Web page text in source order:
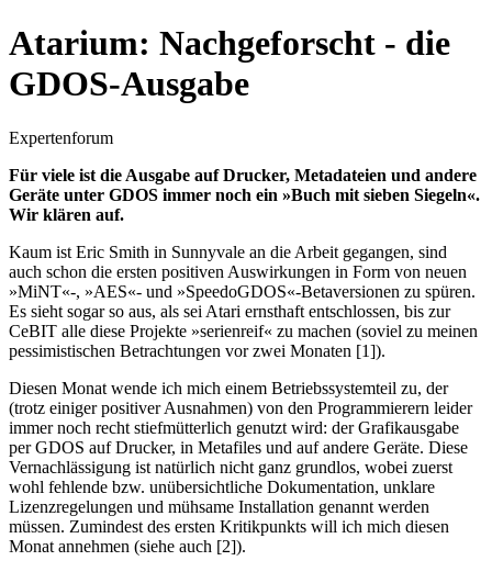
Atarium: Nachgeforscht - die
GDOS-Ausgabe
Expertenforum
Für viele ist die Ausgabe auf Drucker, Metadateien und andere
Geräte unter GDOS immer noch ein »Buch mit sieben Siegeln«.
Wir klären auf.
Kaum ist Eric Smith in Sunnyvale an die Arbeit gegangen, sind
auch schon die ersten positiven Auswirkungen in Form von neuen
»MiNT«-, »AES«- und »SpeedoGDOS«-Betaversionen zu spüren.
Es sieht sogar so aus, als sei Atari ernsthaft entschlossen, bis zur
CeBIT alle diese Projekte »serienreif« zu machen (soviel zu meinen
pessimistischen Betrachtungen vor zwei Monaten [1]).
Diesen Monat wende ich mich einem Betriebssystemteil zu, der
(trotz einiger positiver Ausnahmen) von den Programmierern leider
immer noch recht stiefmütterlich genutzt wird: der Grafikausgabe
per GDOS auf Drucker, in Metafiles und auf andere Geräte. Diese
Vernachlässigung ist natürlich nicht ganz grundlos, wobei zuerst
wohl fehlende bzw. unübersichtliche Dokumentation, unklare
Lizenzregelungen und mühsame Installation genannt werden
müssen. Zumindest des ersten Kritikpunkts will ich mich diesen
Monat annehmen (siehe auch [2]).